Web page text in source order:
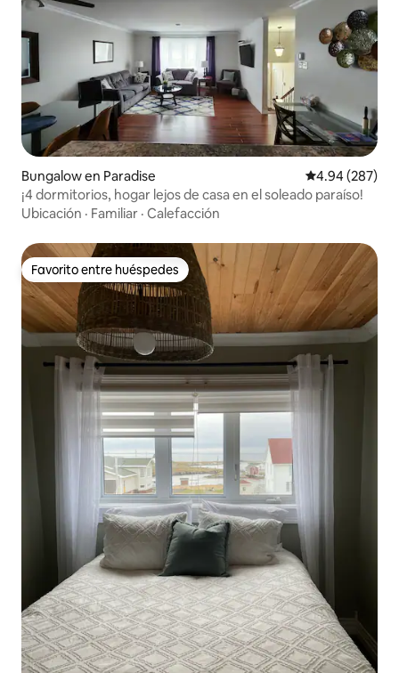
Bungalow en Paradise Calificación
4.94 (287)
¡4 dormitorios, hogar lejos de casa en el soleado paraíso!
Ubicación · Familiar · Calefacción
Favorito entre huéspedes
Favorito entre huéspedes